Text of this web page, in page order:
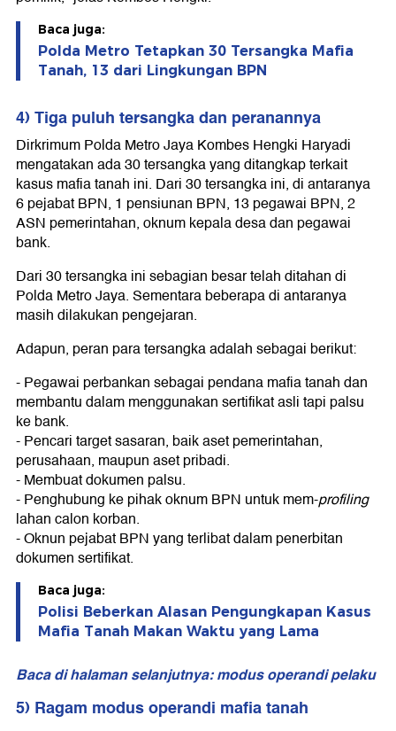
Baca juga:
Polda Metro Tetapkan 30 Tersangka Mafia
Tanah, 13 dari Lingkungan BPN
4) Tiga puluh tersangka dan peranannya
Dirkrimum Polda Metro Jaya Kombes Hengki Haryadi
mengatakan ada 30 tersangka yang ditangkap terkait
kasus mafia tanah ini. Dari 30 tersangka ini, di antaranya
6 pejabat BPN, 1 pensiunan BPN, 13 pegawai BPN, 2
ASN pemerintahan, oknum kepala desa dan pegawai
bank.
Dari 30 tersangka ini sebagian besar telah ditahan di
Polda Metro Jaya. Sementara beberapa di antaranya
masih dilakukan pengejaran.
Adapun, peran para tersangka adalah sebagai berikut:
- Pegawai perbankan sebagai pendana mafia tanah dan
membantu dalam menggunakan sertifikat asli tapi palsu
ke bank.
- Pencari target sasaran, baik aset pemerintahan,
perusahaan, maupun aset pribadi.
- Membuat dokumen palsu.
- Penghubung ke pihak oknum BPN untuk mem-profiling
lahan calon korban.
- Oknun pejabat BPN yang terlibat dalam penerbitan
dokumen sertifikat.
Baca juga:
Polisi Beberkan Alasan Pengungkapan Kasus
Mafia Tanah Makan Waktu yang Lama
Baca di halaman selanjutnya: modus operandi pelaku
5) Ragam modus operandi mafia tanah